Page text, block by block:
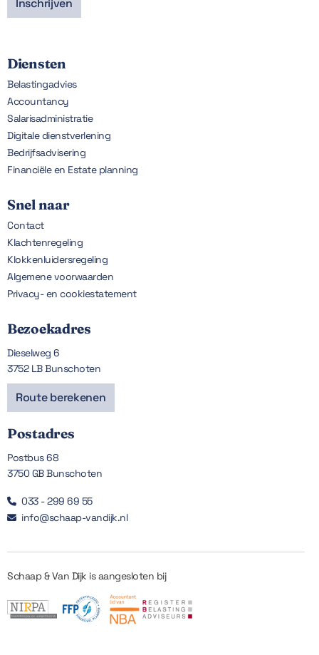
Diensten
Belastingadvies
Accountancy
Salarisadministratie
Digitale dienstverlening
Bedrijfsadvisering
Financiële en Estate planning
Snel naar
Contact
Klachtenregeling
Klokkenluidersregeling
Algemene voorwaarden
Privacy- en cookiestatement
Bezoekadres
Dieselweg 6
3752 LB Bunschoten
Route berekenen
Postadres
Postbus 68
3750 GB Bunschoten
 033 - 299 69 55
 info@schaap-vandijk.nl
Schaap & Van Dijk is aangesloten bij